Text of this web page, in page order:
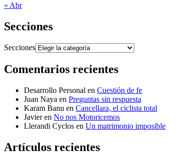
« Abr
Secciones
Secciones
Comentarios recientes
Desarrollo Personal en Cuestión de fe
Juan Naya en Preguntas sin respuesta
Karam Banu en Cancellara, el ciclista total
Javieren No nos Motoricemos
Llerandi Cyclos en Un matrimonio imposible
Artículos recientes